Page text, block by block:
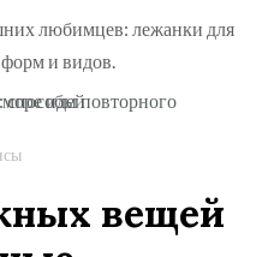
любимцев: лежанки для
и видов.
вещей